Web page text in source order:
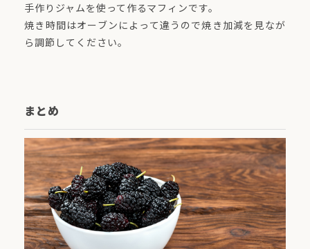
手作りジャムを使って作るマフィンです。
焼き時間はオーブンによって違うので焼き加減を見なが
ら調節してください。
まとめ